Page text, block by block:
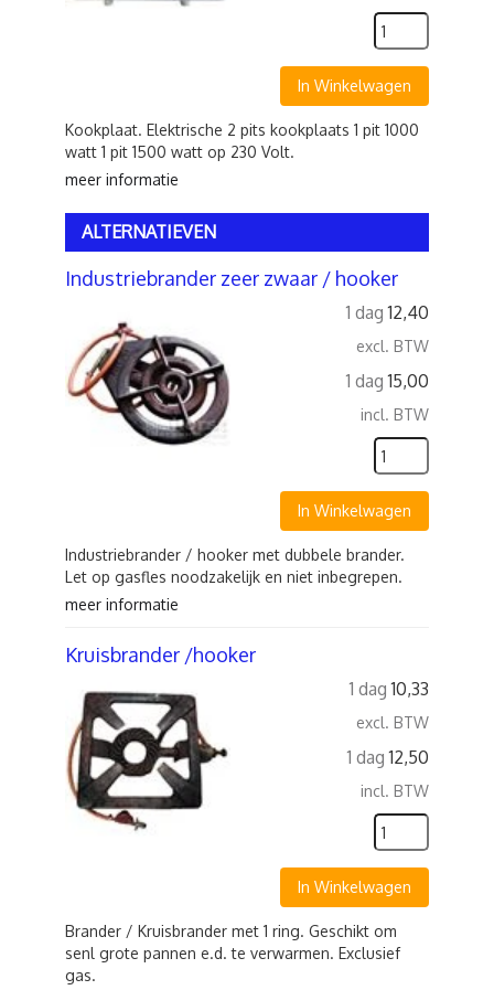
In Winkelwagen
Kookplaat. Elektrische 2 pits kookplaats 1 pit 1000
watt 1 pit 1500 watt op 230 Volt.
meer informatie
ALTERNATIEVEN
Industriebrander zeer zwaar / hooker
1 dag 12,40
excl. BTW
1 dag 15,00
incl. BTW
In Winkelwagen
Industriebrander / hooker met dubbele brander.
Let op gasfles noodzakelijk en niet inbegrepen.
meer informatie
Kruisbrander /hooker
1 dag 10,33
excl. BTW
1 dag 12,50
incl. BTW
In Winkelwagen
Brander / Kruisbrander met 1 ring. Geschikt om
senl grote pannen e.d. te verwarmen. Exclusief
gas.